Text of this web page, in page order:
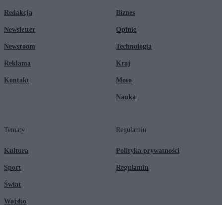
Redakcja
Newsletter
Newsroom
Reklama
Kontakt
Biznes
Opinie
Technologia
Kraj
Moto
Nauka
Tematy
Kultura
Sport
Świat
Wojsko
Regulamin
Polityka prywatności
Regulamin